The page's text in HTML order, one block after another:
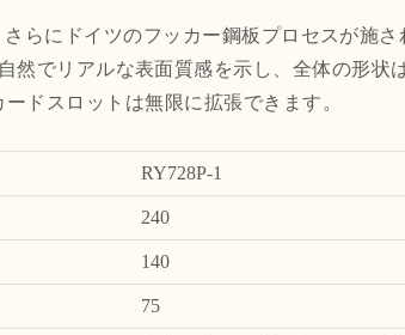
らにドイツのフッカー鋼板プロセスが施さ
然でリアルな表面質感を示し、全体の形状
ドスロットは無限に拡張できます。
RY728P-1
240
140
75